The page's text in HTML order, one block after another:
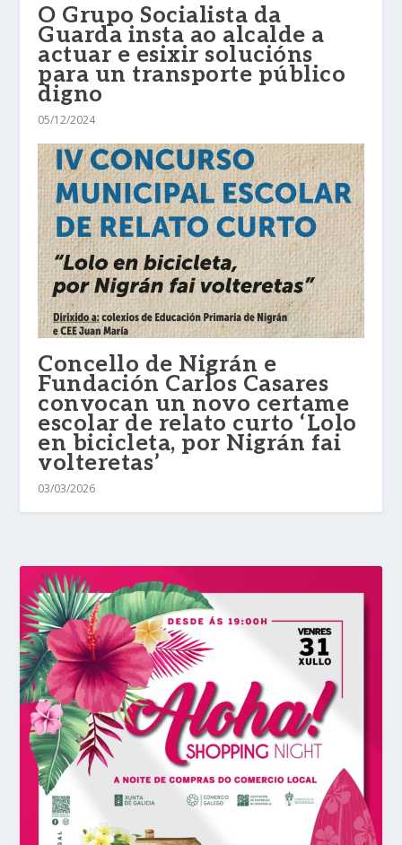
O Grupo Socialista da
Guarda insta ao alcalde a
actuar e esixir solucións
para un transporte público
digno
05/12/2024
Concello de Nigrán e
Fundación Carlos Casares
convocan un novo certame
escolar de relato curto ‘Lolo
en bicicleta, por Nigrán fai
volteretas’
03/03/2026